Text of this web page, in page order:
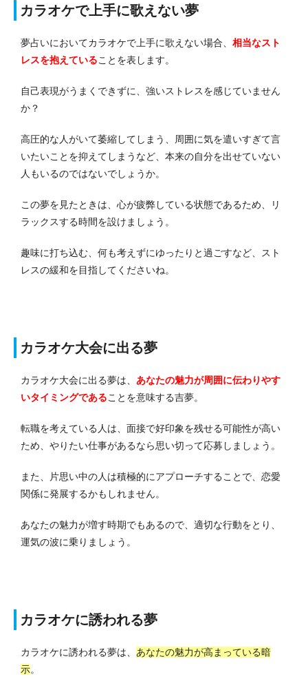
カラオケで上手に歌えない夢
夢占いにおいてカラオケで上手に歌えない場合、 相当なスト
レスを抱えていることを表します。
自己表現がうまくできずに、強いストレスを感じていません
か？
高圧的な人がいて萎縮してしまう、周囲に気を遣いすぎて言
いたいことを抑えてしまうなど、本来の自分を出せていない
人もいるのではないでしょうか。
この夢を見たときは、心が疲弊している状態であるため、リ
ラックスする時間を設けましょう。
趣味に打ち込む、何も考えずにゆったりと過ごすなど、スト
レスの緩和を目指してくださいね。
カラオケ大会に出る夢
カラオケ大会に出る夢は、 あなたの魅力が周囲に伝わりやす
いタイミングであることを意味する吉夢。
転職を考えている人は、面接で好印象を残せる可能性が高い
ため、やりたい仕事があるなら思い切って応募しましょう。
また、片思い中の人は積極的にアプローチすることで、恋愛
関係に発展するかもしれません。
あなたの魅力が増す時期でもあるので、適切な行動をとり、
運気の波に乗りましょう。
カラオケに誘われる夢
カラオケに誘われる夢は、 あなたの魅力が高まっている暗
示。